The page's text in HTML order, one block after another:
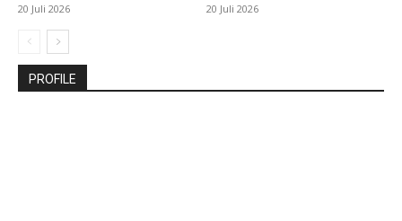
20 Juli 2026 20 Juli 2026
PROFILE